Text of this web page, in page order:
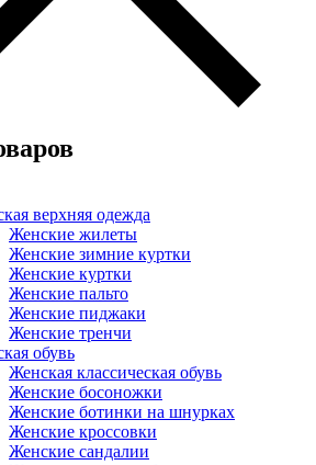
верхняя одежда
Женские жилеты
Женские зимние куртки
Женские куртки
Женские пальто
Женские пиджаки
Женские тренчи
обувь
Женская классическая обувь
Женские босоножки
Женские ботинки на шнурках
Женские кроссовки
Женские сандалии